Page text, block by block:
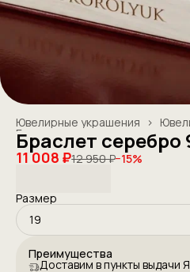
Ювелирные украшения ›
Главная
Браслет серебро
11 008 ₽12 950 ₽−15%
Размер
19
Преимущества
Доставим в пункты выдачи